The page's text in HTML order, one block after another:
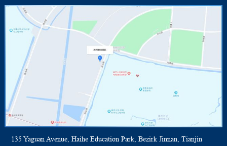
135 Yaguan Avenue, Haihe Education Park, Bezirk Jinnan, Tianjin